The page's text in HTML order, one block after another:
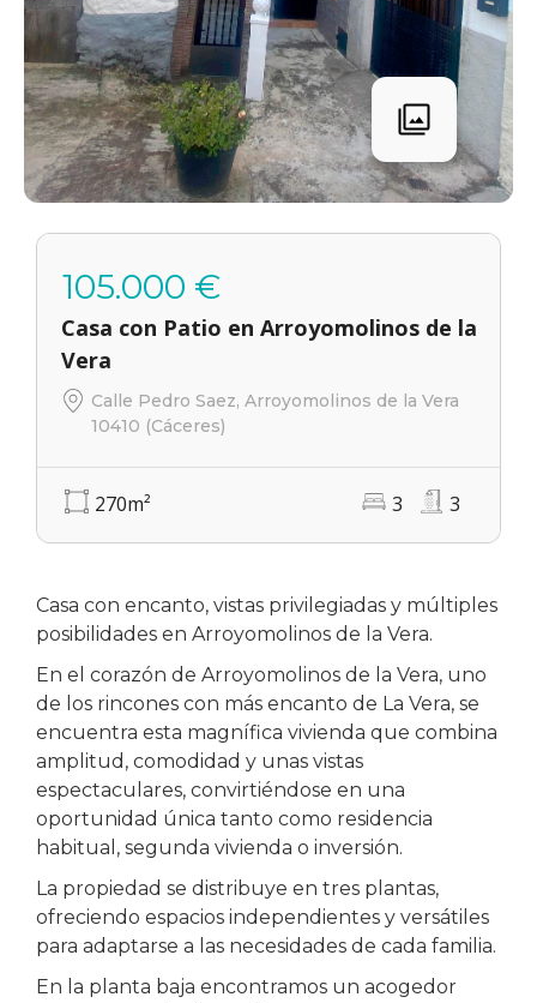
105.000 €
Casa con Patio en Arroyomolinos de la
Vera
Calle Pedro Saez, Arroyomolinos de la Vera
10410 (Cáceres)
3 3
270m²
Casa con encanto, vistas privilegiadas y múltiples
posibilidades en Arroyomolinos de la Vera.
En el corazón de Arroyomolinos de la Vera, uno
de los rincones con más encanto de La Vera, se
encuentra esta magnífica vivienda que combina
amplitud, comodidad y unas vistas
espectaculares, convirtiéndose en una
oportunidad única tanto como residencia
habitual, segunda vivienda o inversión.
La propiedad se distribuye en tres plantas,
ofreciendo espacios independientes y versátiles
para adaptarse a las necesidades de cada familia.
En la planta baja encontramos un acogedor